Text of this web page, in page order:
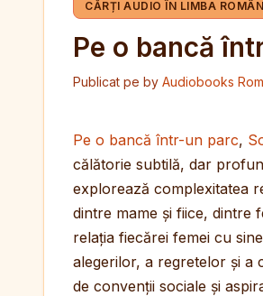
CĂRȚI AUDIO ÎN LIMBA
Pe o bancă
Publicat pe by Audiobooks
Pe o bancă într-un parc,
călătorie subtilă, dar
explorează complexitatea
dintre mame și fiice, dintre
relația fiecărei femei cu
alegerilor, a regretelor și a
de convenții sociale și